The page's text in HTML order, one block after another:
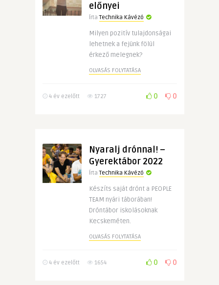
előnyei
ÍrtaTechnika Kávézó
Milyen pozitív tulajdonságai
lehetnek a fejünk fölül
érkező melegnek?
OLVASÁS FOLYTATÁSA
4 év ezelőtt 1727 0 0
Nyaralj drónnal! –
Gyerektábor 2022
ÍrtaTechnika Kávézó
Készíts saját drónt a PEOPLE
TEAM nyári táborában!
Dróntábor iskolásoknak
Kecskeméten.
OLVASÁS FOLYTATÁSA
4 év ezelőtt 1654 0 0